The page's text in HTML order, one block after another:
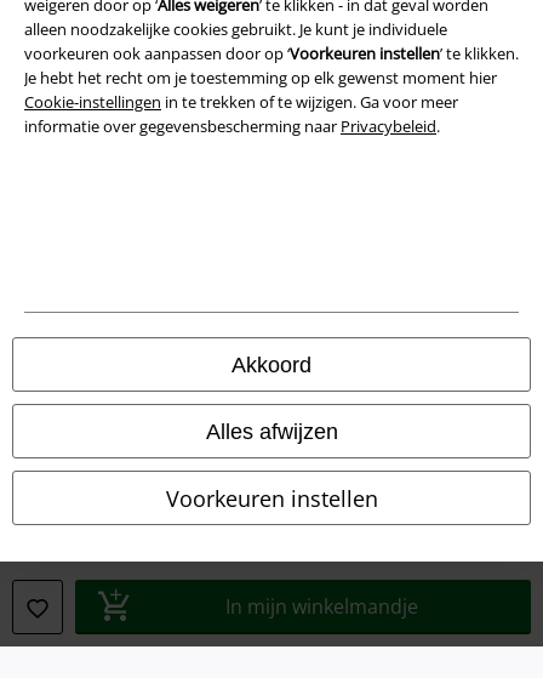
weigeren door op ‘Alles weigeren’ te klikken - in dat geval worden
alleen noodzakelijke cookies gebruikt. Je kunt je individuele
voorkeuren ook aanpassen door op ‘Voorkeuren instellen’ te klikken.
Je hebt het recht om je toestemming op elk gewenst moment hier
Cookie-instellingen in te trekken of te wijzigen. Ga voor meer
informatie over gegevensbescherming naar Privacybeleid.
Akkoord
Alles afwijzen
Voorkeuren instellen
In mijn winkelmandje
Beveiliging
Legal
Verklaring van conformiteit
Informatie over toegankelijkheid